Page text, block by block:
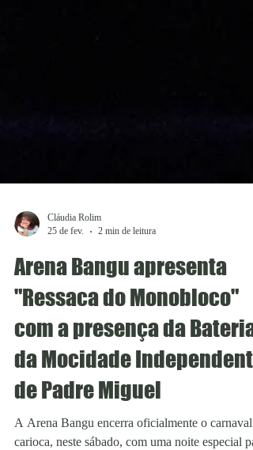
25 de fev.
2 min de leitura
Arena Bangu apresenta
"Ressaca do Monobloco"
com a presença da Bateria
da Mocidade Independente
de Padre Miguel